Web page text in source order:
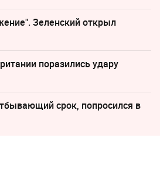
Зеленский открыл
поразились удару
срок, попросился в